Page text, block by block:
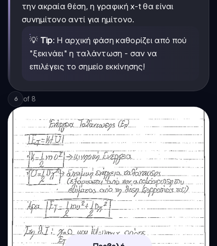
την ακραία θέση, η γραφική x-t θα είναι
συνημίτονο αντί για ημίτονο.
💡 Tip: Η αρχική φάση καθορίζει από πού
"ξεκινάει" η ταλάντωση - σαν να
επιλέγεις το σημείο εκκίνησης!
6 of 8